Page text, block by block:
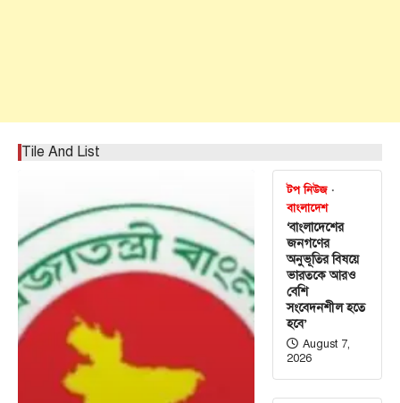
Tile And List
টপ নিউজ
বাংলাদেশ
‘বাংলাদেশের
জনগণের
অনুভূতির বিষয়ে
ভারতকে আরও
বেশি
সংবেদনশীল হতে
হবে’
August 7,
2026